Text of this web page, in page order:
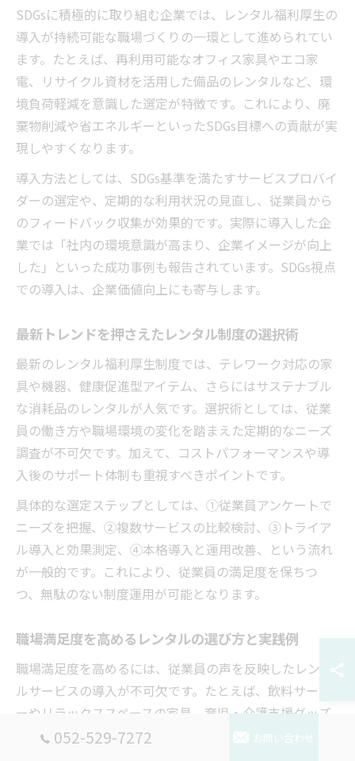
SDGsに積極的に取り組む企業では、レンタル福利厚生の
導入が持続可能な職場づくりの一環として進められてい
ます。たとえば、再利用可能なオフィス家具やエコ家
電、リサイクル資材を活用した備品のレンタルなど、環
境負荷軽減を意識した選定が特徴です。これにより、廃
棄物削減や省エネルギーといったSDGs目標への貢献が実
現しやすくなります。
導入方法としては、SDGs基準を満たすサービスプロバイ
ダーの選定や、定期的な利用状況の見直し、従業員から
のフィードバック収集が効果的です。実際に導入した企
業では「社内の環境意識が高まり、企業イメージが向上
した」といった成功事例も報告されています。SDGs視点
での導入は、企業価値向上にも寄与します。
最新トレンドを押さえたレンタル制度の選択術
最新のレンタル福利厚生制度では、テレワーク対応の家
具や機器、健康促進型アイテム、さらにはサステナブル
な消耗品のレンタルが人気です。選択術としては、従業
員の働き方や職場環境の変化を踏まえた定期的なニーズ
調査が不可欠です。加えて、コストパフォーマンスや導
入後のサポート体制も重視すべきポイントです。
具体的な選定ステップとしては、①従業員アンケートで
ニーズを把握、②複数サービスの比較検討、③トライア
ル導入と効果測定、④本格導入と運用改善、という流れ
が一般的です。これにより、従業員の満足度を保ちつ
つ、無駄のない制度運用が可能となります。
職場満足度を高めるレンタルの選び方と実践例
職場満足度を高めるには、従業員の声を反映したレンタ
ルサービスの導入が不可欠です。たとえば、飲料サーバ
ーやリラックススペースの家具、育児・介護支援グッズ
など、実際に「役立った」「助かった」という意見が多
052-529-7272 お問い合わせ